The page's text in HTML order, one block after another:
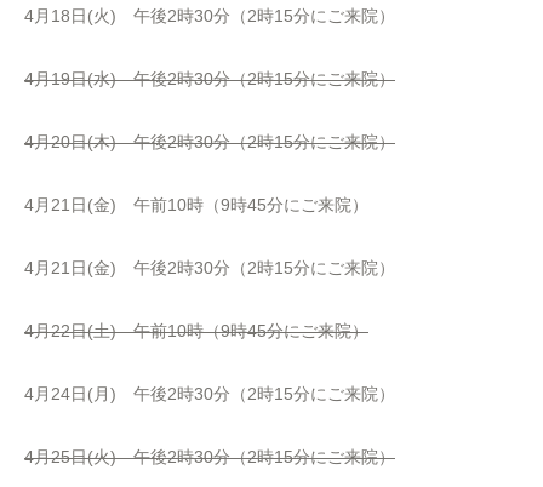
4月18日(火) 午後2時30分（2時15分にご来院）
4月19日(水) 午後2時30分（2時15分にご来院）
4月20日(木) 午後2時30分（2時15分にご来院）
4月21日(金) 午前10時（9時45分にご来院）
4月21日(金) 午後2時30分（2時15分にご来院）
4月22日(土) 午前10時（9時45分にご来院）
4月24日(月) 午後2時30分（2時15分にご来院）
4月25日(火) 午後2時30分（2時15分にご来院）